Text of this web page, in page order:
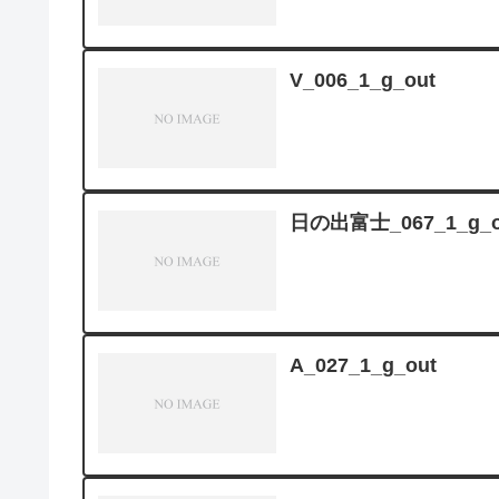
V_006_1_g_out
日の出富士
A_027_1_g_out